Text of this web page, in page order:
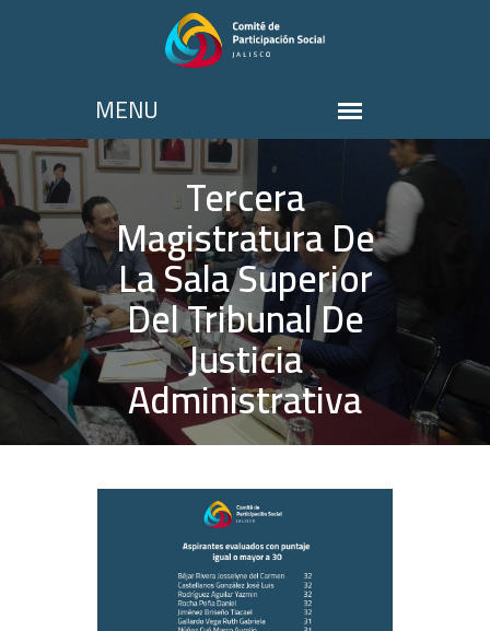
Tercera
Magistratura De
La Sala Superior
Del Tribunal De
Justicia
Administrativa